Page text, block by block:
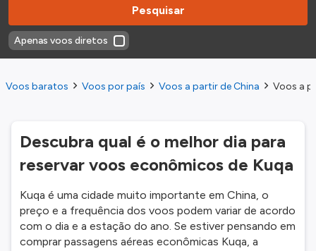
Pesquisar
Apenas voos diretos
Voos baratos Voos por país Voos a partir de China Voos a
Descubra qual é o melhor dia para
reservar voos econômicos de Kuqa
Kuqa é uma cidade muito importante em China, o
preço e a frequência dos voos podem variar de acordo
com o dia e a estação do ano. Se estiver pensando em
comprar passagens aéreas econômicas Kuqa, a